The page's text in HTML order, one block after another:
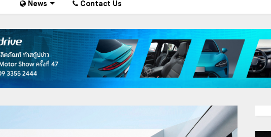
News Contact Us